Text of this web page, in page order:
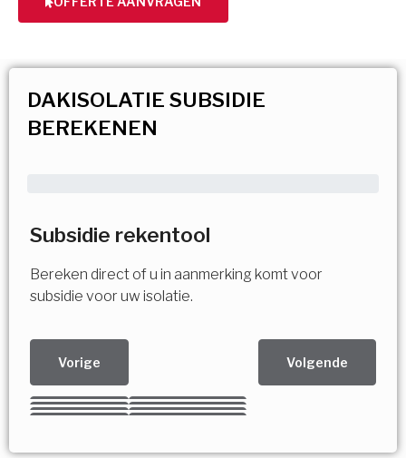
DAKISOLATIE SUBSIDIE
BEREKENEN
Subsidie rekentool
Bereken direct of u in aanmerking komt voor
subsidie voor uw isolatie.
Vorige Volgende
Kies uw Isolatiemaatregel
Meerdere keuzes mogelijk
Vorige Volgende